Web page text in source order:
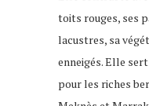
toits rouges, ses
lacustres, sa
enneigés. Elle
pour les riches